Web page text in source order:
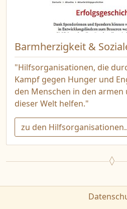
Barmherzigkeit &
"Hilfsorganisationen, die
Kampf gegen Hunger und
den Menschen in den
dieser Welt helfen."
zu den